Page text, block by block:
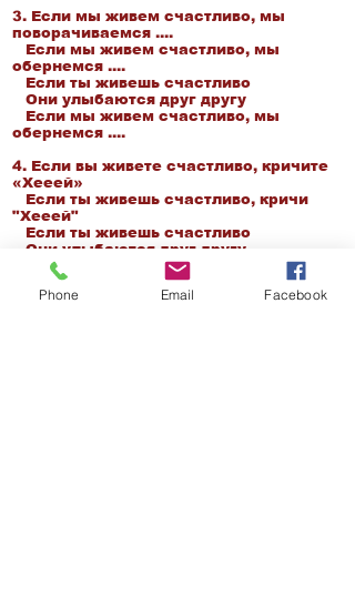
3. Если мы живем счастливо, мы
поворачиваемся ....
Если мы живем счастливо, мы
обернемся ....
Если ты живешь счастливо
Они улыбаются друг другу
Если мы живем счастливо, мы
обернемся ....
4. Если вы живете счастливо, кричите
«Хееей»
Если ты живешь счастливо, кричи
"Хееей"
Если ты живешь счастливо
Они улыбаются друг другу
Если ты живешь счастливо, кричи
"Хееей"
Phone Email Facebook